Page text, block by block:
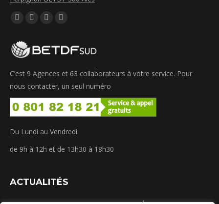
Trouvez nous sur :
La
Facebook
s'ouvre
dans
une
nouvelle
fenêtre
La
LinkedIn
dans
une
nouvelle
fenêtre
La
Instagram
dans
une
nouvelle
fenêtre
La
WhatsApp
dans
une
nouvelle
fenêtre
C’est 9 Agences et 63 collaborateurs à votre service. Pour
nous contacter, un seul numéro
Du Lundi au Vendredi
de 9h à 12h et de 13h30 à 18h30
ACTUALITÉS